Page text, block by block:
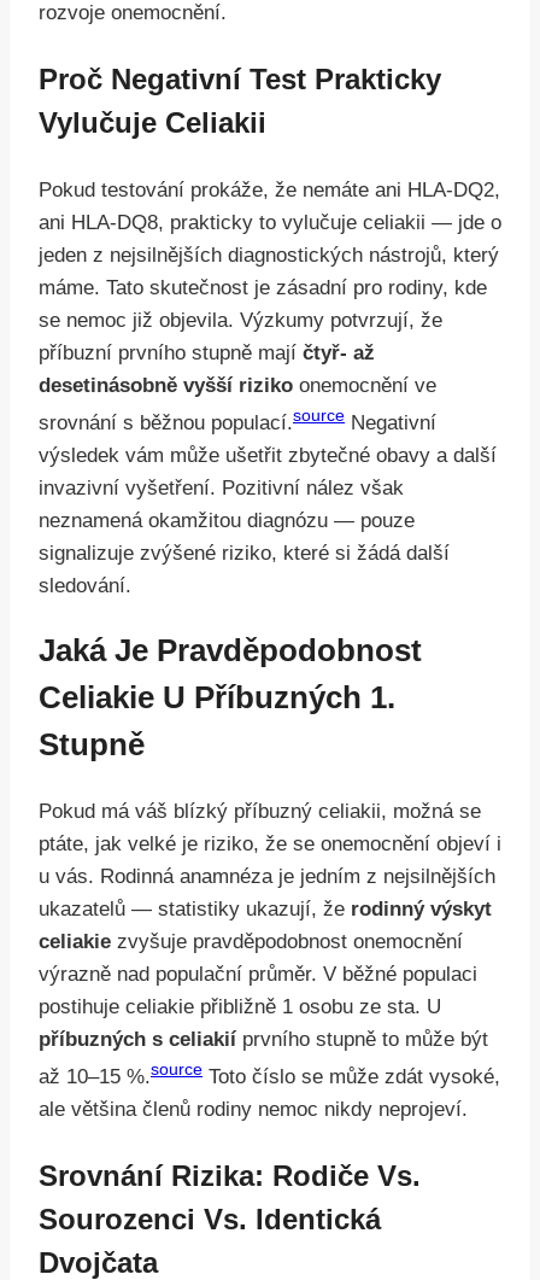
rozvoje onemocnění.
Proč Negativní Test Prakticky
Vylučuje Celiakii
Pokud testování prokáže, že nemáte ani HLA-DQ2,
ani HLA-DQ8, prakticky to vylučuje celiakii — jde o
jeden z nejsilnějších diagnostických nástrojů, který
máme. Tato skutečnost je zásadní pro rodiny, kde
se nemoc již objevila. Výzkumy potvrzují, že
příbuzní prvního stupně mají čtyř- až
desetinásobně vyšší riziko onemocnění ve
srovnání s běžnou populací.source Negativní
výsledek vám může ušetřit zbytečné obavy a další
invazivní vyšetření. Pozitivní nález však
neznamená okamžitou diagnózu — pouze
signalizuje zvýšené riziko, které si žádá další
sledování.
Jaká Je Pravděpodobnost
Celiakie U Příbuzných 1.
Stupně
Pokud má váš blízký příbuzný celiakii, možná se
ptáte, jak velké je riziko, že se onemocnění objeví i
u vás. Rodinná anamnéza je jedním z nejsilnějších
ukazatelů — statistiky ukazují, že rodinný výskyt
celiakie zvyšuje pravděpodobnost onemocnění
výrazně nad populační průměr. V běžné populaci
postihuje celiakie přibližně 1 osobu ze sta. U
příbuzných s celiakií prvního stupně to může být
až 10–15 %.source Toto číslo se může zdát vysoké,
ale většina členů rodiny nemoc nikdy neprojeví.
Srovnání Rizika: Rodiče Vs.
Sourozenci Vs. Identická
Dvojčata